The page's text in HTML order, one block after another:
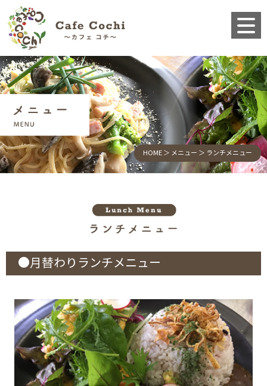
HOME ＞ メニュー ＞ ランチメニュー
●月替わりランチメニュー